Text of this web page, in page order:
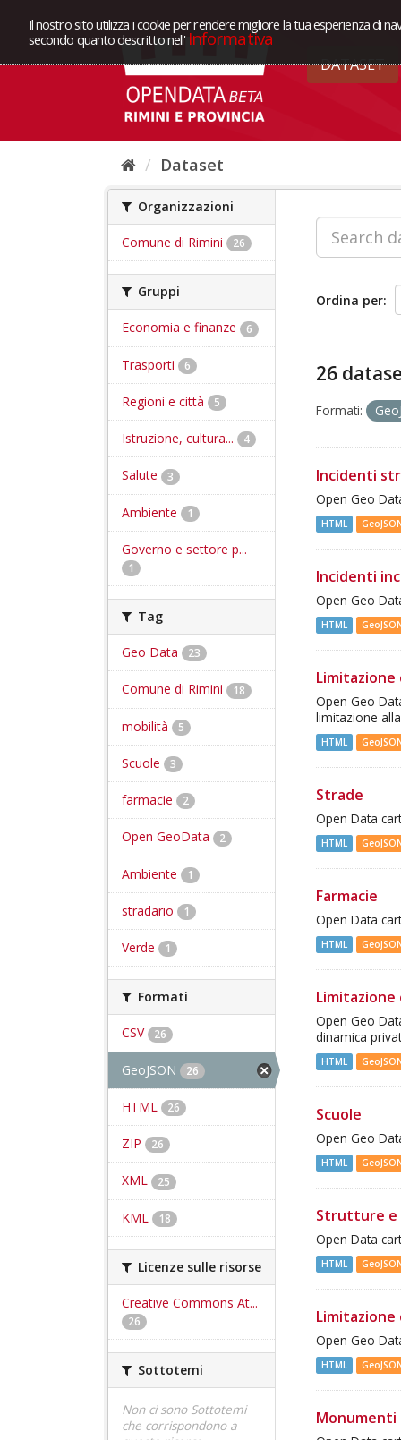
Il nostro sito utilizza i cookie per rendere migliore la tua esperienza di
secondo quanto descritto nell' Informativa
DATASET
Dataset
Organizzazioni
Comune di Rimini 26
Gruppi
Economia e finanze 6
Trasporti 6
Regioni e città 5
Istruzione, cultura... 4
Salute 3
Ambiente 1
Governo e settore p...
1
Tag
Geo Data 23
Comune di Rimini 18
mobilità 5
Scuole 3
farmacie 2
Open GeoData 2
Ambiente 1
stradario 1
Verde 1
Formati
CSV 26
GeoJSON 26
HTML 26
ZIP 26
XML 25
KML 18
Licenze sulle risorse
Creative Commons At...
26
Sottotemi
Non ci sono Sottotemi
che corrispondono a
Ordina per
26
Formati:
Incidenti
Open Geo
HTML
Incidenti
Open Geo
HTML
Limitazione
Open Geo
limitazione
HTML
Strade
Open Data
HTML
Farmacie
Open Data
HTML
Limitazione
Open Geo
dinamica
HTML
Scuole
Open Geo
HTML
Strutture e
Open Data
HTML
Limitazione
Open Geo
HTML
Monumenti